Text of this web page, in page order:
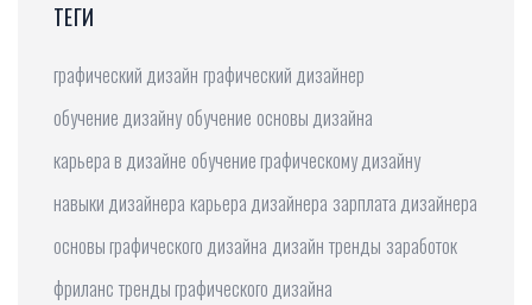
ТЕГИ
графический дизайн графический дизайнер
обучение дизайну обучение основы дизайна
карьера в дизайне обучение графическому дизайну
навыки дизайнера карьера дизайнера зарплата дизайнера
основы графического дизайна дизайн тренды заработок
фриланс тренды графического дизайна